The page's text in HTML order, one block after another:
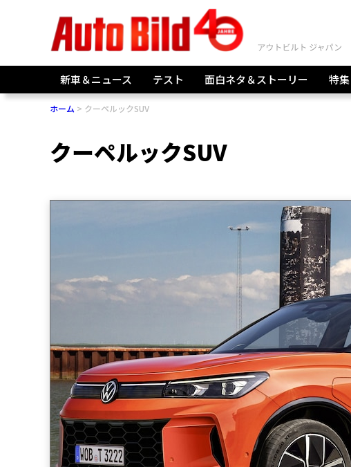
新車＆ニュース テスト 面白ネタ＆ストーリー 特集
ホーム クーペルックSUV
クーペルックSUV